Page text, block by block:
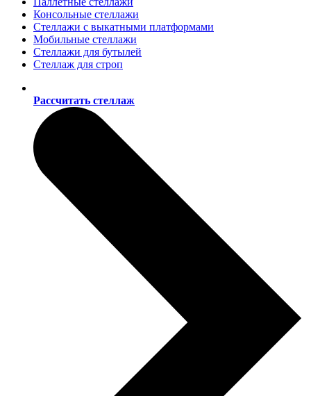
Консольные стеллажи
Стеллажи с выкатными платформами
Мобильные стеллажи
Стеллажи для бутылей
Стеллаж для строп
Рассчитать стеллаж